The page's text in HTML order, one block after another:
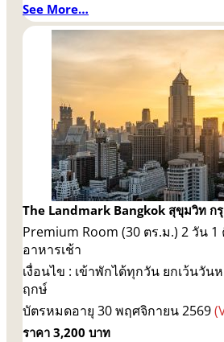
See More…
The Landmark Bangkok สุขุมวิท กรุ
Premium Room (30 ตร.ม.) 2 วัน
อาหารเช้า
เงื่อนไข : เข้าพักได้ทุกวัน ยกเว้นวัน
ฤกษ์
บัตรหมดอายุ 30 พฤศจิกายน 2569
ราคา 3,200 บาท